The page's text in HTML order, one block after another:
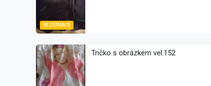
REZERVACE
Tričko s obrázkem vel.152